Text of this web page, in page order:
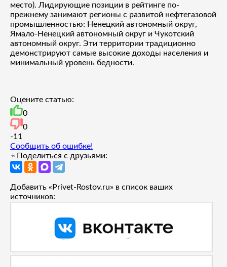
место). Лидирующие позиции в рейтинге по-
прежнему занимают регионы с развитой нефтегазовой
промышленностью: Ненецкий автономный округ,
Ямало-Ненецкий автономный округ и Чукотский
автономный округ. Эти территории традиционно
демонстрируют самые высокие доходы населения и
минимальный уровень бедности.
Оцените статью:
0
0
-1 1
Сообщить об ошибке!
Поделиться с друзьями:
Добавить «Privet-Rostov.ru» в список ваших
источников: